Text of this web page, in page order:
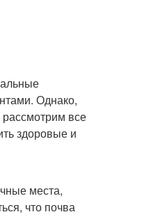
Однако,
все
здоровые и
места,
что почва